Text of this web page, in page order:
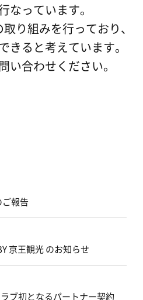
なっています。
り組みを行っており、
きると考えています。
い合わせください。
報告
京王観光 のお知らせ
ブ初となるパートナー契約